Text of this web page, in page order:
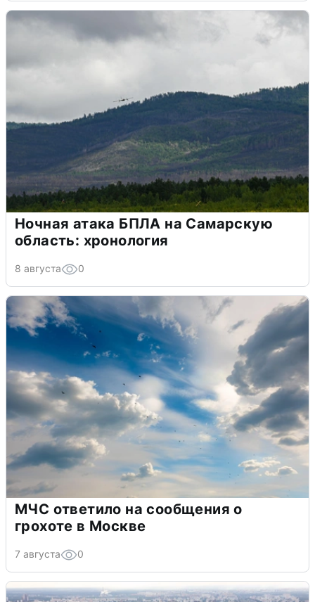
Ночная атака БПЛА на Самарскую
область: хронология
8 августа 0
МЧС ответило на сообщения о
грохоте в Москве
7 августа 0